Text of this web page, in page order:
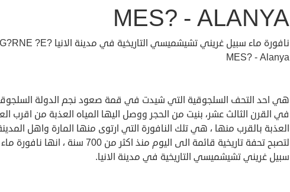
MES? - ALANYA
نافورة ماء سبيل غريني تشيشميسي التاريخية في مدينة الانيا G?RNE ?E?
MES? - Alanya
هي احد التحف السلجوقية التي شيدت في قمة صعود نجم الدولة
في القرن الثالث عشر، بنيت من الحجر ووصل اليها المياه العذبة من اقرب
العذبة بالقرب منها ، هي تلك النافورة التي ارتوى منها المارة واهل
لتصبح تحفة تاريخية قائمة الى اليوم منذ اكثر من 700 سنة ، انها نافورة ماء
سبيل غريني تشيشميسي التاريخية في مدينة الانيا.